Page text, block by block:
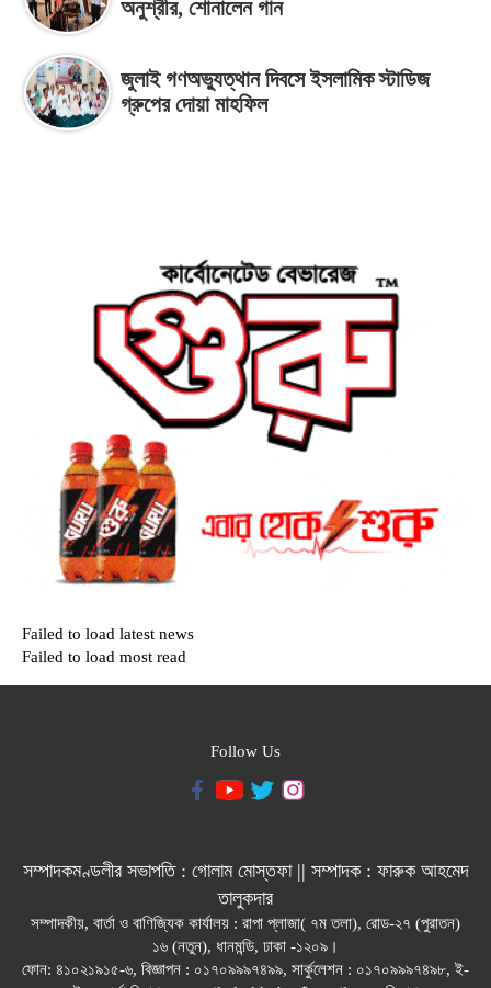
অনুশ্রীর, শোনালেন গান
জুলাই গণঅভ্যুত্থান দিবসে ইসলামিক স্টাডিজ
গ্রুপের দোয়া মাহফিল
Failed to load latest news
Failed to load most read
Follow Us
সম্পাদকমণ্ডলীর সভাপতি : গোলাম মোস্তফা || সম্পাদক : ফারুক আহমেদ
তালুকদার
সম্পাদকীয়, বার্তা ও বাণিজ্যিক কার্যালয় : রাপা প্লাজা( ৭ম তলা), রোড-২৭ (পুরাতন)
১৬ (নতুন), ধানমন্ডি, ঢাকা -১২০৯।
ফোন: ৪১০২১৯১৫-৬, বিজ্ঞাপন : ০১৭০৯৯৯৭৪৯৯, সার্কুলেশন : ০১৭০৯৯৯৭৪৯৮, ই-